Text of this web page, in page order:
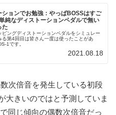
ションでお勉強：やっぱBOSSはすご
純なディストーションペダルで無い
た
ピングディストーションペダルをシミュレー
る第4回目は皆さん一度は使ったことがあ
1です。
2021.08.18
次倍音を発生している初段
大きいのではと予測していま
同じ傾向の偶数次倍音だっ